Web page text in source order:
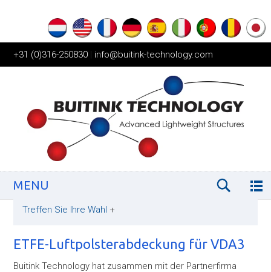
+31 (0)316-250830 | info@buitink-technology.com
MENU
Treffen Sie Ihre Wahl +
ETFE-Luftpolsterabdeckung für VDA3
Buitink Technology hat zusammen mit der Partnerfirma